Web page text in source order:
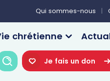
Qui sommes-nous
chrétienne
RechercheJe fais un don